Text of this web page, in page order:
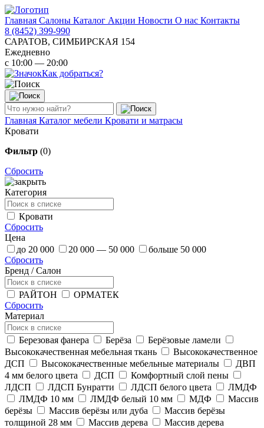
Главная Салоны Каталог Акции Новости О нас Контакты
8 (8452) 399-990
САРАТОВ, СИМБИРСКАЯ 154
Ежедневно
с 10:00 — 20:00
Как добраться?
Главная Каталог мебели Кровати и матрасы
Кровати
Фильтр (0)
Сбросить
Категория
Кровати
Сбросить
Цена
до 20 000
20 000 — 50 000
больше 50 000
Сбросить
Бренд / Салон
РАЙТОН
ОРМАТЕК
Сбросить
Материал
Березовая фанера Берёза
Берёзовые ламели
Высококачественная мебельная ткань
Высококачественное
ДСП
Высококачественные мебельные материалы
ДВП
4 мм белого цвета
ДСП
Комфортный слой пены
ЛДСП
ЛДСП Бунратти ЛДСП белого цвета
ЛМДФ
ЛМДФ 10 мм
ЛМДФ белый 10 мм МДФ
Массив
берёзы
Массив берёзы или дуба
Массив берёзы
толщиной 28 мм
Массив дерева
Массив дерева